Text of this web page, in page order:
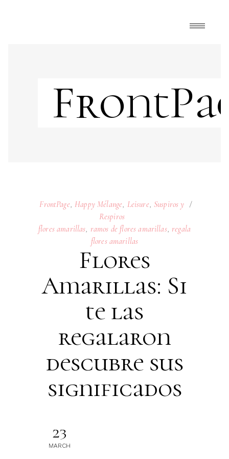
FrontPage Happy Mélange Leisure ,Suspiros y
Respiros
flores amarillas ramos de flores amarillas, regala
flores amarillas
Flores
Amarillas: Si
te las
regalaron
descubre sus
significados
23
MARCH